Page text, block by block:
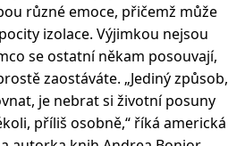
různé emoce, přičemž může
izolace. Výjimkou nejsou
se ostatní někam posouvají,
zaostáváte. „Jediný způsob,
je nebrat si životní posuny
příliš osobně,“ říká americká